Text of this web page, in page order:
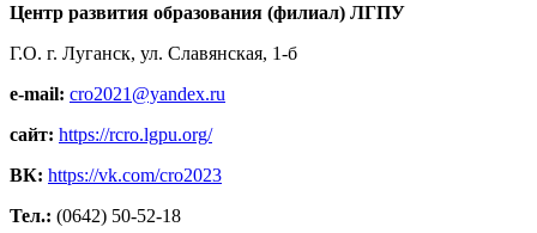
Центр развития образования (филиал) ЛГПУ
Г.О. г. Луганск, ул. Славянская, 1-б
e-mail: cro2021@yandex.ru
сайт: https://rcro.lgpu.org/
ВК: https://vk.com/cro2023
Тел.: (0642) 50-52-18